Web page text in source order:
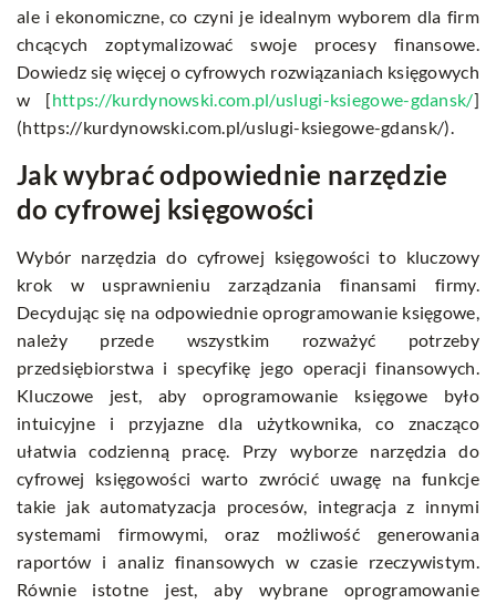
ale i ekonomiczne, co czyni je idealnym wyborem dla firm
chcących zoptymalizować swoje procesy finansowe.
Dowiedz się więcej o cyfrowych rozwiązaniach księgowych
w [https://kurdynowski.com.pl/uslugi-ksiegowe-gdansk/]
(https://kurdynowski.com.pl/uslugi-ksiegowe-gdansk/).
Jak wybrać odpowiednie narzędzie
do cyfrowej księgowości
Wybór narzędzia do cyfrowej księgowości to kluczowy
krok w usprawnieniu zarządzania finansami firmy.
Decydując się na odpowiednie oprogramowanie księgowe,
należy przede wszystkim rozważyć potrzeby
przedsiębiorstwa i specyfikę jego operacji finansowych.
Kluczowe jest, aby oprogramowanie księgowe było
intuicyjne i przyjazne dla użytkownika, co znacząco
ułatwia codzienną pracę. Przy wyborze narzędzia do
cyfrowej księgowości warto zwrócić uwagę na funkcje
takie jak automatyzacja procesów, integracja z innymi
systemami firmowymi, oraz możliwość generowania
raportów i analiz finansowych w czasie rzeczywistym.
Równie istotne jest, aby wybrane oprogramowanie